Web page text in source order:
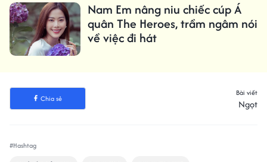
Nam Em nâng niu chiếc cúp Á
quân The Heroes, trầm ngâm nói
về việc đi hát
Chia sẻ
Bài viết
Ngọt
#Hashtag